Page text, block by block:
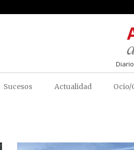
Sucesos Actualidad Ocio/